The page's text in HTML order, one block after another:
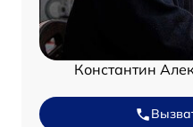
Константин